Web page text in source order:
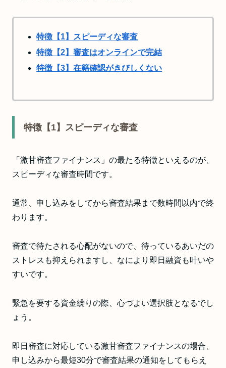
特徴【1】スピーディな審査
特徴【2】審査はオンラインで完結
特徴【3】在籍確認がきびしくない
特徴【1】スピーディな審査
「激甘審査ファイナンス」の最たる特徴といえるのが、
スピーディな審査時間です。
通常、申し込みをしてから審査結果まで数時間以内で終
わります。
審査で待たされる心配がないので、待っているあいだの
ストレスも抑えられますし、なにより即日融資も叶いや
すいです。
緊急を要する資金繰りの際、心づよい選択肢となるでし
ょう。
即日審査に対応している激甘審査ファイナンスの場合、
申し込みから最短30分で審査結果の通知をしてもらえ